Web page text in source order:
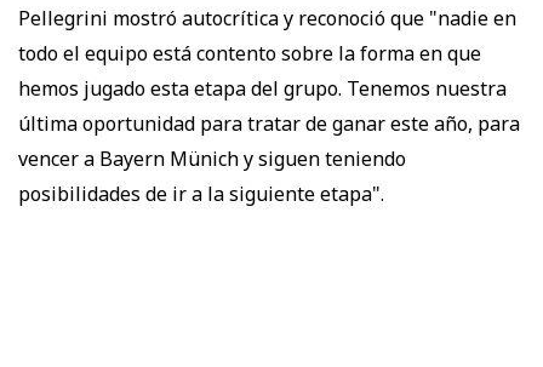
Pellegrini mostró autocrítica y reconoció que "nadie en
todo el equipo está contento sobre la forma en que
hemos jugado esta etapa del grupo. Tenemos nuestra
última oportunidad para tratar de ganar este año, para
vencer a Bayern Münich y siguen teniendo
posibilidades de ir a la siguiente etapa".